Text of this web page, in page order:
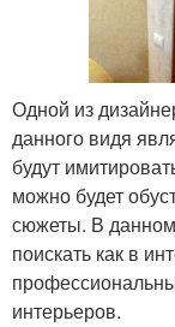
Одной из
данного видя
будут
можно будет
сюжеты. В
поискать как в
интерьеров.